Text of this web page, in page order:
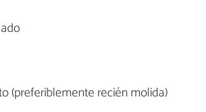
(preferiblemente recién molida)